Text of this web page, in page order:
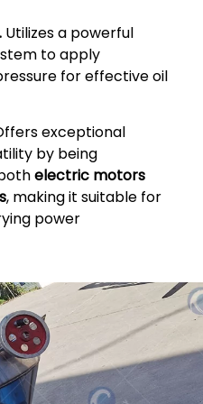
​ Utilizes a powerful ​
to apply
for effective oil
exceptional
by being
​electric motors
​, making it suitable for
power